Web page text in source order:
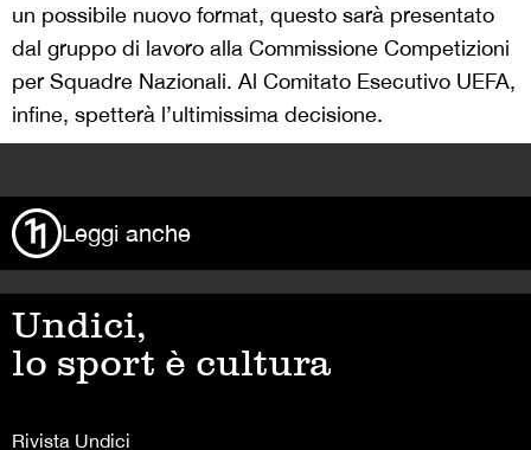
un possibile nuovo format, questo sarà presentato
dal gruppo di lavoro alla Commissione Competizioni
per Squadre Nazionali. Al Comitato Esecutivo UEFA,
infine, spetterà l’ultimissima decisione.
Leggi anche
Undici,
lo sport è cultura
Rivista Undici